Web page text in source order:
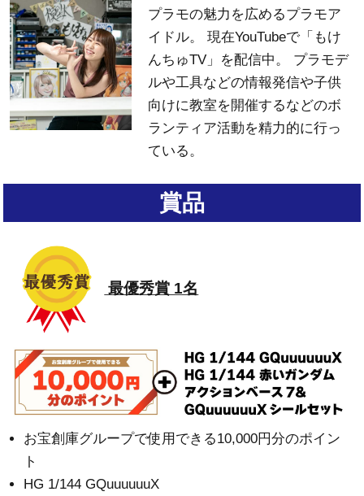
プラモの魅力を広めるプラモア
イドル。
現在YouTubeで「もけ
んちゅTV」を配信中。
プラモデ
ルや工具などの情報発信や子供
向けに教室を開催するなどのボ
ランティア活動を精力的に行っ
ている。
賞品
最優秀賞 1名
お宝創庫グループで使用できる10,000円分のポイン
ト
HG 1/144 GQuuuuuuX